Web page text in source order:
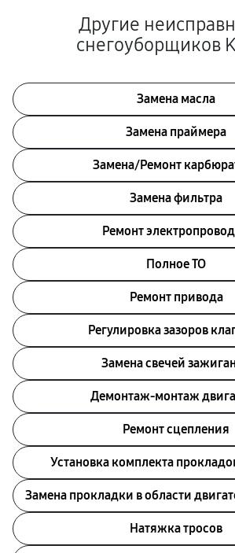
Другие
снегоуборщиков
Замена масла
Замена праймера
Замена/Pемонт
Замена фильтра
Ремонт
Полное ТО
Ремонт привода
Регулировка зазоров
Замена свечей
Демонтаж-монтаж
Ремонт сцепления
Установка комплекта
Замена прокладки в области
Натяжка тросов